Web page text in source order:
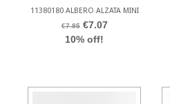
11380180 ALBERO ALZATA MINI
€7.85 €7.07
10% off!